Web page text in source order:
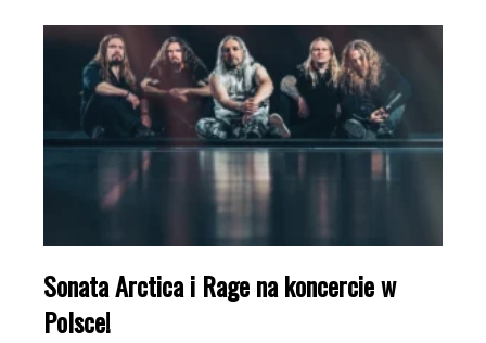
Sonata Arctica i Rage na koncercie w
Polsce!